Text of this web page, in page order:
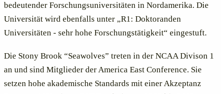
bedeutender Forschungsuniversitäten in Nordamerika. Die
Universität wird ebenfalls unter „R1: Doktoranden
Universitäten - sehr hohe Forschungstätigkeit“ eingestuft.
Die Stony Brook “Seawolves” treten in der NCAA Divison 1
an und sind Mitglieder der America East Conference. Sie
setzen hohe akademische Standards mit einer Akzeptanz